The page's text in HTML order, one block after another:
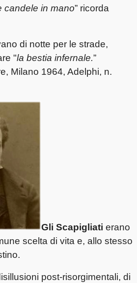
candele in mano” ricorda
di notte per le strade,
"la bestia infernale.”
Milano 1964, Adelphi, n.
Gli Scapigliati erano
scelta di vita e, allo stesso
post-risorgimentali, di